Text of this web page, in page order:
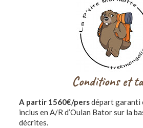
Conditions et
A partir 1560€/persdépart garanti
inclus en A/R d’Oulan Bator sur la
décrites.